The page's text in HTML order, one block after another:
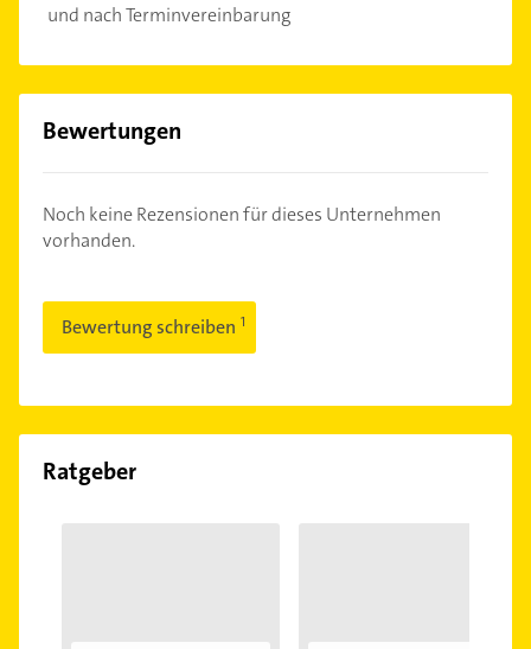
und nach Terminvereinbarung
Bewertungen
Noch keine Rezensionen für dieses Unternehmen
vorhanden.
Bewertung schreiben
Ratgeber